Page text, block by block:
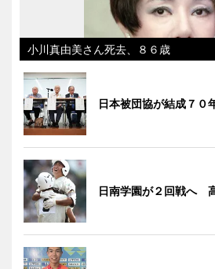
小川真由美さん死去、８６歳
日本被団協が結成７０
日南学園が２回戦へ